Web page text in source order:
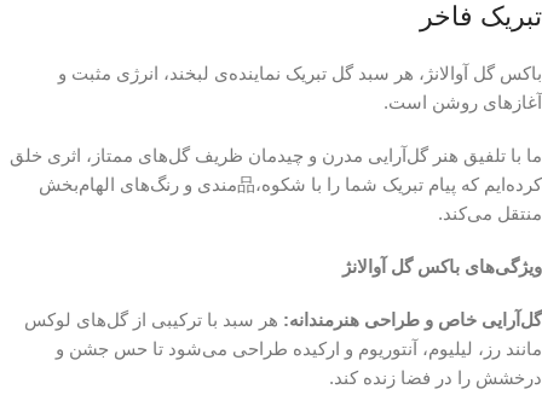
تبریک فاخر
باکس گل آوالانژ، هر سبد گل تبریک نماینده‌ی لبخند، انرژی مثبت و
آغازهای روشن است.
ما با تلفیق هنر گل‌آرایی مدرن و چیدمان ظریف گل‌های ممتاز، اثری خلق
کرده‌ایم که پیام تبریک شما را با شکوه،品‌مندی و رنگ‌های الهام‌بخش
منتقل می‌کند.
ویژگی‌های باکس گل آوالانژ
گل‌آرایی خاص و طراحی هنرمندانه: هر سبد با ترکیبی از گل‌های لوکس
مانند رز، لیلیوم، آنتوریوم و ارکیده طراحی می‌شود تا حس جشن و
درخشش را در فضا زنده کند.